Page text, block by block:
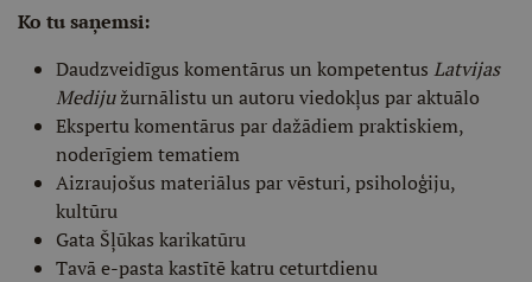
Ko tu saņemsi:
Daudzveidīgus komentārus un kompetentus Latvijas
Medijužurnālistu un autoru viedokļus par aktuālo
Ekspertu komentārus par dažādiem praktiskiem,
noderīgiem tematiem
Aizraujošus materiālus par vēsturi, psiholoģiju,
kultūru
Gata Šļūkas karikatūru
Tavā e-pasta kastītē katru ceturtdienu